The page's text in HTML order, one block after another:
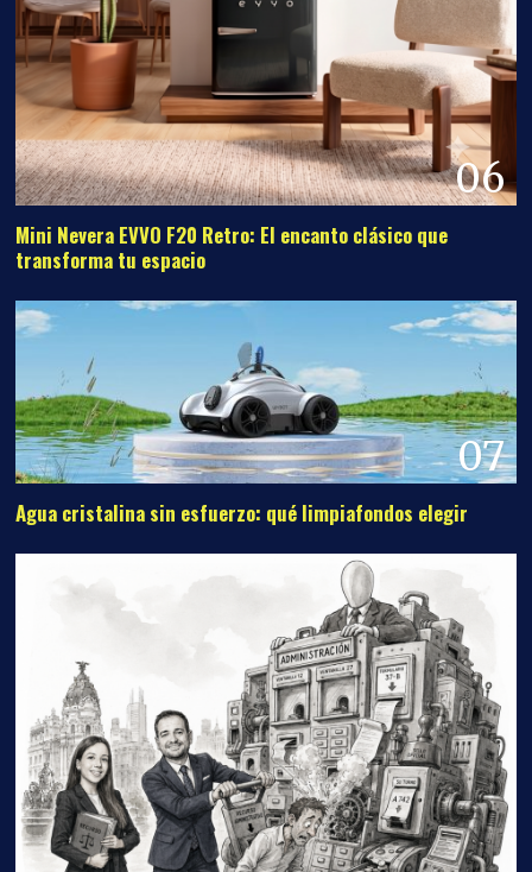
06
Mini Nevera EVVO F20 Retro: El encanto clásico que
transforma tu espacio
07
Agua cristalina sin esfuerzo: qué limpiafondos elegir